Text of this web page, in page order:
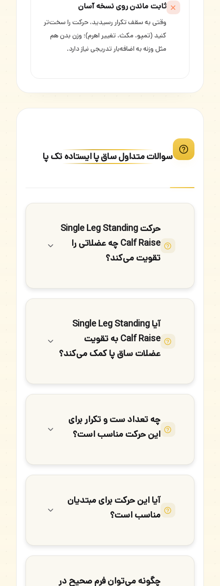
ثابت ماندن روی نسخه آسان
وقتی به سقف تکرار رسیدید، حرکت را سخت‌تر
کنید (تمپو، مکث، تغییر اهرم)؛ وزن بدن هم
مثل وزنه به اضافه‌بار تدریجی نیاز دارد.
سوالات متداول ساق پا ایستاده تک پا
حرکت Single Leg Standing
Calf Raise چه عضلاتی را
تقویت می‌کند؟
آیا Single Leg Standing
Calf Raise به تقویت
عضلات ساق پا کمک می‌کند؟
چه تعداد ست و تکرار برای
این حرکت مناسب است؟
آیا این حرکت برای مبتدیان
مناسب است؟
چگونه می‌توان فرم صحیح در